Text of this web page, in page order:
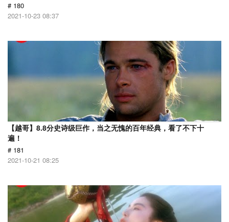
# 180
2021-10-23 08:37
【越哥】8.8分史诗级巨作，当之无愧的百年经典，看了不下十
遍！
# 181
2021-10-21 08:25